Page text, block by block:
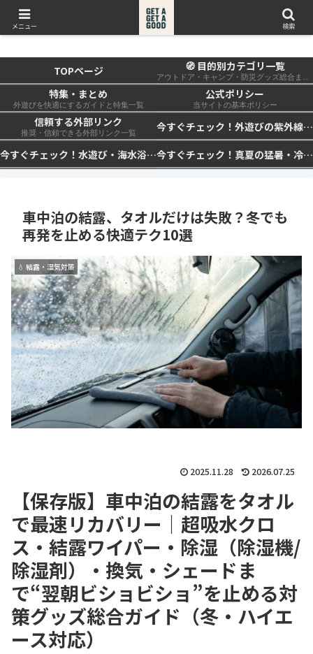
get a get a good
TOPページ 🧭 目的別カテゴリ一覧
アウトドア・キャンプ・防災グッズ総合まとめ
特集・まとめ
外遊びを快適にするガイドと特集一覧
公式ポリシー
当サイトの基本ポリシー
信頼する外部リンク
推奨・信頼できる外部リンク一覧
今すぐチェック！外遊びの紫外線対策・日差し快適化計画｜帽子・日傘・ウェア・日焼け止めを総まとめ☀️🏕️👓
今すぐチェック！水遊び・海水浴の快適化計画｜浮き輪・服装・日陰・安全対策を総まとめ🏖️🌊✨
今すぐチェック！真夏の猛暑・冷却・保冷快適化計画｜外遊び・キャンプ・車中泊の暑さ対策を総まとめ☀️🧊🏕️
車中泊の結露、タオルだけは失敗？冬でも
再発を止める快適テク10選
💧 結露・湿気対策
2025.11.28 2026.07.25
【保存版】車中泊の結露をタオル
で最速リカバリー｜超吸水クロ
ス・結露ワイパー・除湿（除湿機/
除湿剤）・換気・シェードま
で“翌朝ビショビショ”を止める対
策グッズ総合ガイド（冬・ハイエ
ース対応）
メニュー 検索